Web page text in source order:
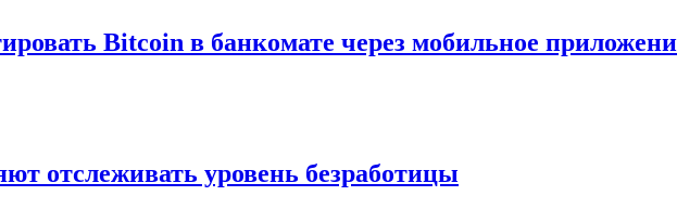
Bitcoin в банкомате через мобильное
отслеживать уровень безработицы